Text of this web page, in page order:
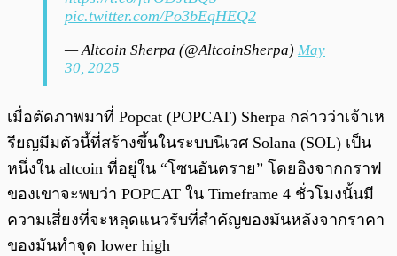
pic.twitter.com/Po3bEqHEQ2
— Altcoin Sherpa (@AltcoinSherpa) May
30, 2025
เมื่อตัดภาพมาที่ Popcat (POPCAT) Sherpa กล่าวว่าเจ้าเห
รียญมีมตัวนี้ที่สร้างขึ้นในระบบนิเวศ Solana (SOL) เป็น
หนึ่งใน altcoin ที่อยู่ใน “โซนอันตราย” โดยอิงจากกราฟ
ของเขาจะพบว่า POPCAT ใน Timeframe 4 ชั่วโมงนั้นมี
ความเสี่ยงที่จะหลุดแนวรับที่สำคัญของมันหลังจากราคา
ของมันทำจุด lower high